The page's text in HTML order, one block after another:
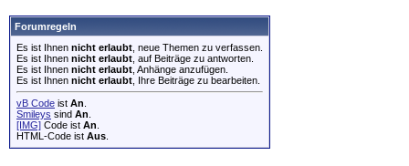
Forumregeln
Es ist Ihnen nicht erlaubt , neue Themen zu verfassen.
Es ist Ihnen nicht erlaubt , auf Beiträge zu antworten.
Es ist Ihnen nicht erlaubt , Anhänge anzufügen.
Es ist Ihnen nicht erlaubt , Ihre Beiträge zu bearbeiten.
vB Code ist An
Smileys sind An
[IMG] Code ist An
HTML-Code ist Aus